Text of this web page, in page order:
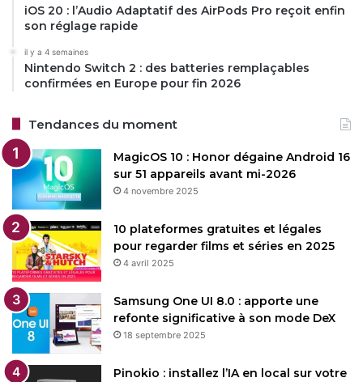
iOS 20 : l’Audio Adaptatif des AirPods Pro reçoit enfin
son réglage rapide
il y a 4 semaines
Nintendo Switch 2 : des batteries remplaçables
confirmées en Europe pour fin 2026
Tendances du moment
MagicOS 10 : Honor dégaine Android 16
sur 51 appareils avant mi-2026
4 novembre 2025
10 plateformes gratuites et légales
pour regarder films et séries en 2025
4 avril 2025
Samsung One UI 8.0 : apporte une
refonte significative à son mode DeX
18 septembre 2025
Pinokio : installez l’IA en local sur votre